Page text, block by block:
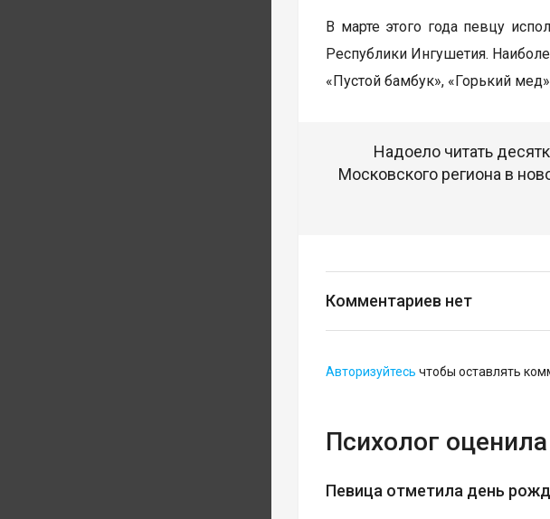
В марте этого года певцу
Республики Ингушетия.
«Пустой бамбук», «Горький
Надоело читать
Московского региона в
Комментариев нет
Авторизуйтесь чтобы оставлять
Психолог
Певица отметила день